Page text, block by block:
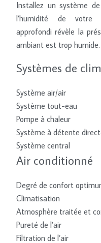
Installez un système
l’humidité de votre
approfondi révèle la
ambiant est trop humide.
Systèmes de
Système air/air
Système tout-eau
Pompe à chaleur
Système à détente
Système central
Air conditionné
Degré de confort
Climatisation
Atmosphère traitée et
Pureté de l’air
Filtration de l’air